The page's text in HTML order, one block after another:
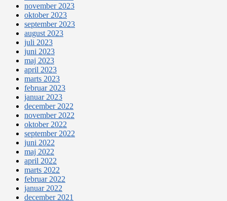
november 2023
oktober 2023
september 2023
august 2023
juli 2023
juni 2023
maj 2023
april 2023
marts 2023
februar 2023
januar 2023
december 2022
november 2022
oktober 2022
september 2022
juni 2022
maj 2022
april 2022
marts 2022
februar 2022
januar 2022
december 2021